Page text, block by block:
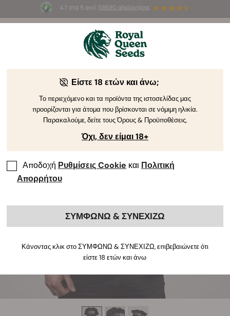
4.7 στα 5 από 58690 αξιολογήσεις
3 σπόρους White Widow AutoΔΩΡΕΑΝ για τους
Είστε 18 ετών και άνω;
Το περιεχόμενο και τα προϊόντα της ιστοσελίδας μας
προορίζονται για άτομα που βρίσκονται σε νόμιμη ηλικία.
Παρακαλούμε, δείτε τους Όρους & Προϋποθέσεις.
Όχι, δεν είμαι 18+
Αποδοχή Ρυθμίσεις Cookie και Πολιτική
Απορρήτου
ΣΥΜΦΩΝΩ & ΣΥΝΕΧΙΖΩ
Κάνοντας κλικ στο ΣΥΜΦΩΝΩ & ΣΥΝΕΧΙΖΩ, επιβεβαιώνετε ότι
είστε 18 ετών και άνω